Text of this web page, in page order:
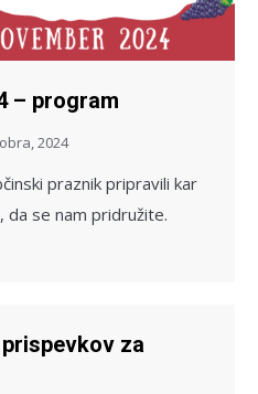
– program
2024
praznik pripravili kar
da se nam pridružite.
za